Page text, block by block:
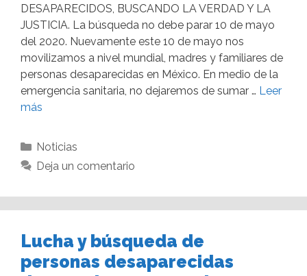
DESAPARECIDOS, BUSCANDO LA VERDAD Y LA
JUSTICIA. La búsqueda no debe parar 10 de mayo
del 2020. Nuevamente este 10 de mayo nos
movilizamos a nivel mundial, madres y familiares de
personas desaparecidas en México. En medio de la
emergencia sanitaria, no dejaremos de sumar … Leer
más
Noticias
Deja un comentario
Lucha y búsqueda de
personas desaparecidas